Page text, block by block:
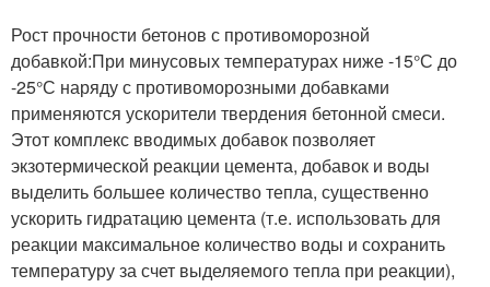
Рост прочности бетонов с противоморозной
добавкой:При минусовых температурах ниже -15°С до
-25°С наряду с противоморозными добавками
применяются ускорители твердения бетонной смеси.
Этот комплекс вводимых добавок позволяет
экзотермической реакции цемента, добавок и воды
выделить большее количество тепла, существенно
ускорить гидратацию цемента (т.е. использовать для
реакции максимальное количество воды и сохранить
температуру за счет выделяемого тепла при реакции),